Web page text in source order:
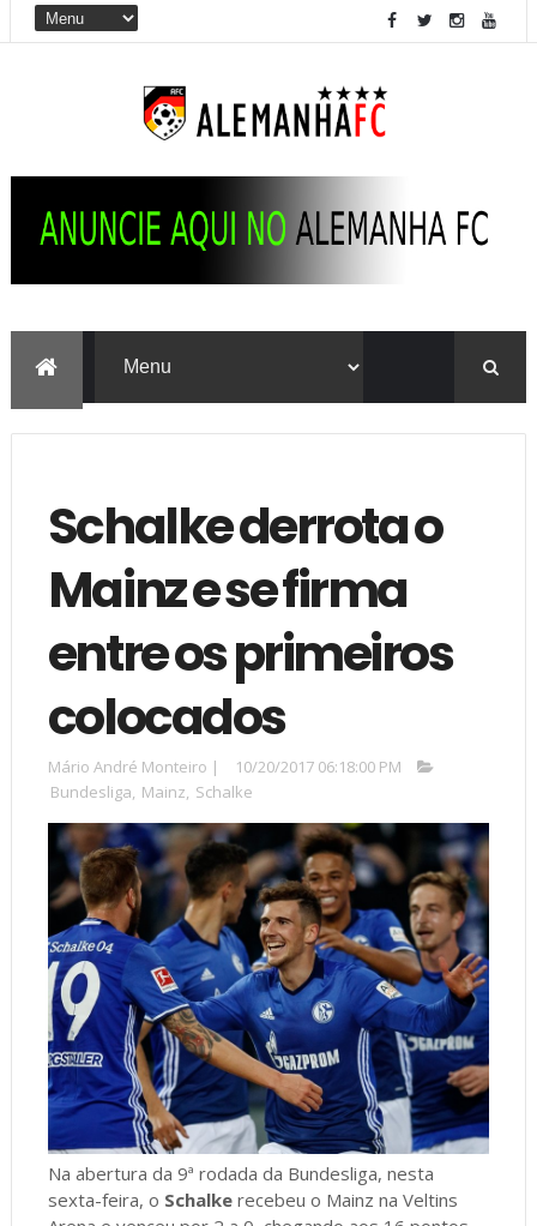
Schalke derrota o
Mainz e se firma
entre os primeiros
colocados
Mário André Monteiro |
10/20/2017 06:18:00 PM
Bundesliga, Mainz, Schalke
Na abertura da 9ª rodada da Bundesliga, nesta
sexta-feira, o Schalkerecebeu o Mainz na Veltins